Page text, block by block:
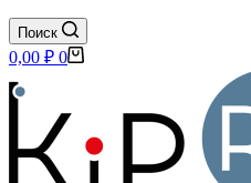
Поиск
Корзина
0,00 ₽ 0